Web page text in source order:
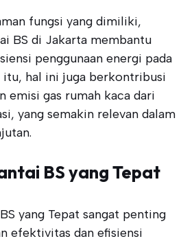
fungsi yang dimiliki,
BS di Jakarta membantu
penggunaan energi pada
itu, hal ini juga berkontribusi
emisi gas rumah kaca dari
yang semakin relevan dalam
BS yang Tepat
yang Tepat sangat penting
efektivitas dan efisiensi